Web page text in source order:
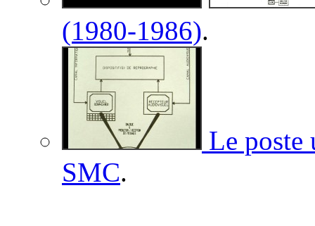
(1980-1986).
Le poste
SMC.